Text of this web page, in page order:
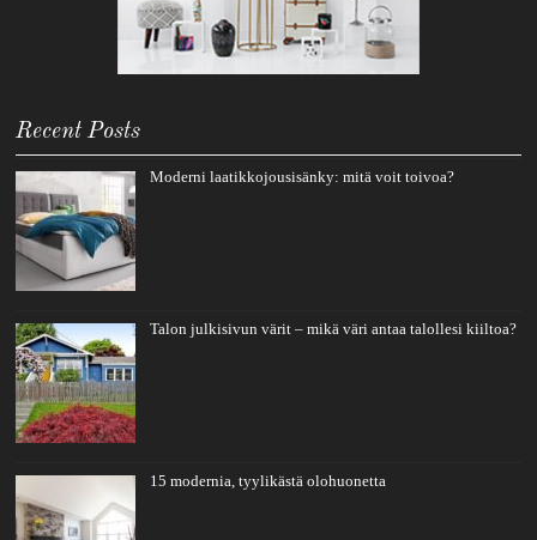
Recent Posts
Moderni laatikkojousisänky: mitä voit toivoa?
Talon julkisivun värit – mikä väri antaa talollesi kiiltoa?
15 modernia, tyylikästä olohuonetta